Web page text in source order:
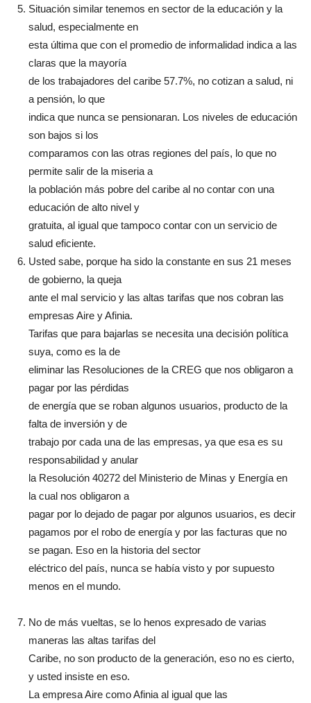
Situación similar tenemos en sector de la educación y la
salud, especialmente en
esta última que con el promedio de informalidad indica a las
claras que la mayoría
de los trabajadores del caribe 57.7%, no cotizan a salud, ni
a pensión, lo que
indica que nunca se pensionaran. Los niveles de educación
son bajos si los
comparamos con las otras regiones del país, lo que no
permite salir de la miseria a
la población más pobre del caribe al no contar con una
educación de alto nivel y
gratuita, al igual que tampoco contar con un servicio de
salud eficiente.
Usted sabe, porque ha sido la constante en sus 21 meses
de gobierno, la queja
ante el mal servicio y las altas tarifas que nos cobran las
empresas Aire y Afinia.
Tarifas que para bajarlas se necesita una decisión política
suya, como es la de
eliminar las Resoluciones de la CREG que nos obligaron a
pagar por las pérdidas
de energía que se roban algunos usuarios, producto de la
falta de inversión y de
trabajo por cada una de las empresas, ya que esa es su
responsabilidad y anular
la Resolución 40272 del Ministerio de Minas y Energía en
la cual nos obligaron a
pagar por lo dejado de pagar por algunos usuarios, es decir
pagamos por el robo de energía y por las facturas que no
se pagan. Eso en la historia del sector
eléctrico del país, nunca se había visto y por supuesto
menos en el mundo.
No de más vueltas, se lo henos expresado de varias
maneras las altas tarifas del
Caribe, no son producto de la generación, eso no es cierto,
y usted insiste en eso.
La empresa Aire como Afinia al igual que las